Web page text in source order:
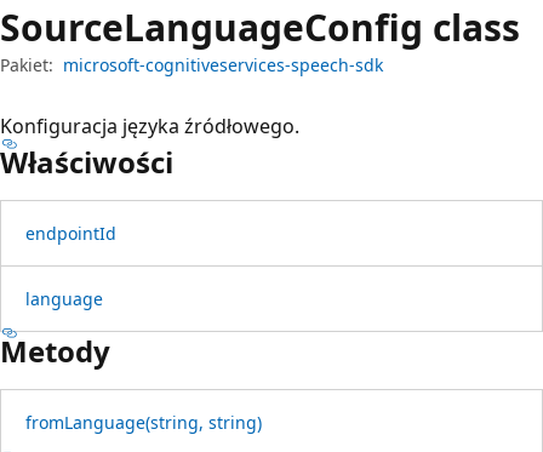
SourceLanguageConfig class
Pakiet: microsoft-cognitiveservices-speech-sdk
Konfiguracja języka źródłowego.
Właściwości
endpointId
language
Metody
fromLanguage(string, string)